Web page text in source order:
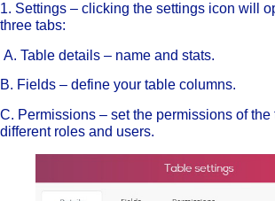
1. Settings – clicking the settings icon will
three tabs:
A. Table details – name and stats.
B. Fields – define your table columns.
C. Permissions – set the permissions of
different roles and users.